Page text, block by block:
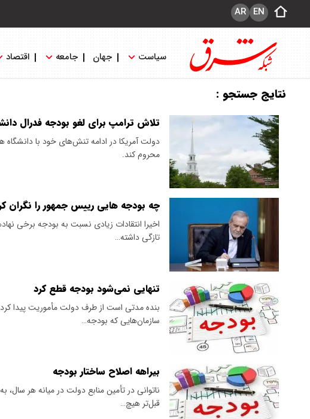
EN
AR
سیاست جهان جامعه اقتصاد
نتایج جستجو :
تلاش ترامپ برای لغو بودجه فدرال
​دولت آمریکا در ادامه تنش‌های خود با دانشگاه
محروم کند.
چه بودجه هایی رییس جمهور را نگران
اخیرا انتقادات زیادی نسبت به بودجه برخی
تازگی داشته…
تنهایی نمی‌شود بودجه قطع کرد
بنده مدتی است از طرف دولت مأموریت پیدا
سازمان‌هایی که بودجه…
بیراهه‌ اصلاح ساختار بودجه
ناتوانی در تأمین منابع دولت در میانه هر
قبل‌تر هیچ…